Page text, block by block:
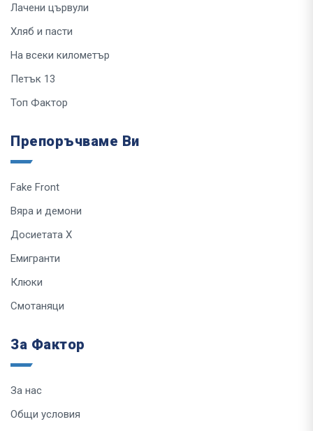
Лачени цървули
Хляб и пасти
На всеки километър
Петък 13
Топ Фактор
Препоръчваме Ви
Fake Front
Вяра и демони
Досиетата Х
Емигранти
Клюки
Смотаняци
За Фактор
За нас
Общи условия